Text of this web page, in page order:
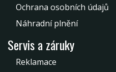
Ochrana osobních údajů
Náhradní plnění
Servis a záruky
Reklamace